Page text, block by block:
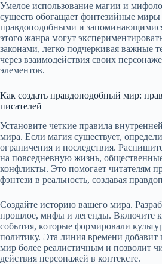
Умелое использование магии и
существ обогащает фэнтезийные миры
правдоподобными и
этого жанра могут
законами, легко подчеркивая важные
через взаимодействия своих
элементов.
Как создать правдоподобный мир:
писателей
Установите четкие правила
мира. Если магия существует,
ограничения и последствия.
на повседневную жизнь,
конфликты. Это помогает читателям
фэнтези в реальность, создавая
Создайте историю вашего мира.
прошлое, мифы и легенды. Включите
события, которые формировали
политику. Эта линия времени добавит
мир более реалистичным и позволит
действия персонажей в контексте.